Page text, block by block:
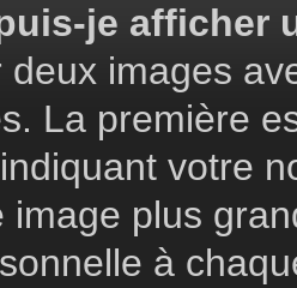
je afficher
deux images
La première
votre
image plus
à